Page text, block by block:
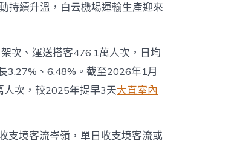
持續升溫，白云機場運輸生產迎來
次、運送搭客476.1萬人次，日均
3.27%、6.48%。截至2026年1月
次，較2025年提早3天大直室內
支境客流岑嶺，單日收支境客流或